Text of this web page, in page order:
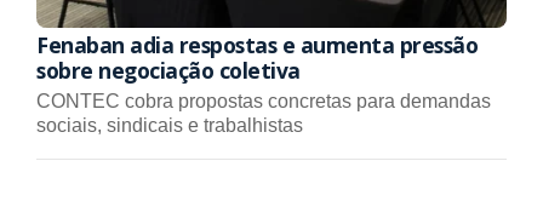
Fenaban adia respostas e aumenta pressão
sobre negociação coletiva
CONTEC cobra propostas concretas para demandas
sociais, sindicais e trabalhistas